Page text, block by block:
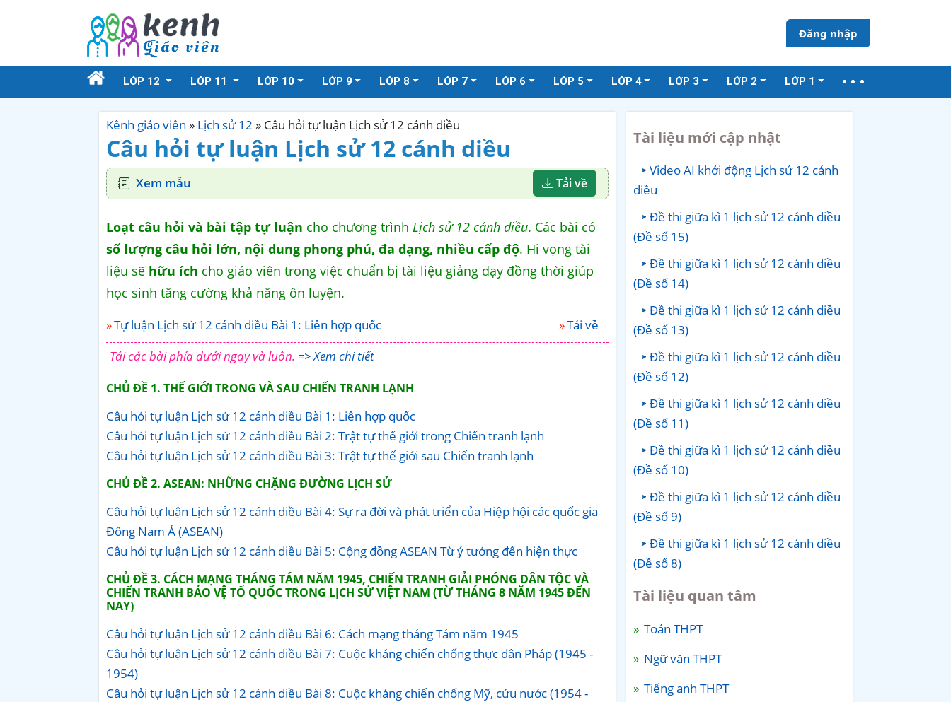
Đăng nhập
LỚP 12 LỚP 11 LỚP 10 LỚP 9 LỚP 8 LỚP 7 LỚP 6 LỚP 5 LỚP 4 LỚP 3 LỚP 2 LỚP 1
Kênh giáo viên » Lịch sử 12 » Câu hỏi tự luận Lịch sử 12 cánh diều
Câu hỏi tự luận Lịch sử 12 cánh diều
Xem mẫu Tải về
Loạt câu hỏi và bài tập tự luận cho chương trình Lịch sử 12 cánh diều. Các bài có
số lượng câu hỏi lớn, nội dung phong phú, đa dạng, nhiều cấp độ. Hi vọng tài
liệu sẽ hữu ích cho giáo viên trong việc chuẩn bị tài liệu giảng dạy đồng thời giúp
học sinh tăng cường khả năng ôn luyện.
Tự luận Lịch sử 12 cánh diều Bài 1: Liên hợp quốc
Tải về
Tải các bài phía dưới ngay và luôn. => Xem chi tiết
CHỦ ĐỀ 1. THẾ GIỚI TRONG VÀ SAU CHIẾN TRANH LẠNH
Câu hỏi tự luận Lịch sử 12 cánh diều Bài 1: Liên hợp quốc
Câu hỏi tự luận Lịch sử 12 cánh diều Bài 2: Trật tự thế giới trong Chiến tranh lạnh
Câu hỏi tự luận Lịch sử 12 cánh diều Bài 3: Trật tự thế giới sau Chiến tranh lạnh
CHỦ ĐỀ 2. ASEAN: NHỮNG CHẶNG ĐƯỜNG LỊCH SỬ
Câu hỏi tự luận Lịch sử 12 cánh diều Bài 4: Sự ra đời và phát triển của Hiệp hội các quốc gia
Đông Nam Á (ASEAN)
Câu hỏi tự luận Lịch sử 12 cánh diều Bài 5: Cộng đồng ASEAN Từ ý tưởng đến hiện thực
CHỦ ĐỀ 3. CÁCH MẠNG THÁNG TÁM NĂM 1945, CHIẾN TRANH GIẢI PHÓNG DÂN TỘC VÀ
CHIẾN TRANH BẢO VỆ TỔ QUỐC TRONG LỊCH SỬ VIỆT NAM (TỪ THÁNG 8 NĂM 1945 ĐẾN
NAY)
Câu hỏi tự luận Lịch sử 12 cánh diều Bài 6: Cách mạng tháng Tám năm 1945
Câu hỏi tự luận Lịch sử 12 cánh diều Bài 7: Cuộc kháng chiến chống thực dân Pháp (1945 -
1954)
Câu hỏi tự luận Lịch sử 12 cánh diều Bài 8: Cuộc kháng chiến chống Mỹ, cứu nước (1954 -
Tài liệu mới cập nhật
Video AI khởi động Lịch sử 12 cánh
diều
Đề thi giữa kì 1 lịch sử 12 cánh diều
(Đề số 15)
Đề thi giữa kì 1 lịch sử 12 cánh diều
(Đề số 14)
Đề thi giữa kì 1 lịch sử 12 cánh diều
(Đề số 13)
Đề thi giữa kì 1 lịch sử 12 cánh diều
(Đề số 12)
Đề thi giữa kì 1 lịch sử 12 cánh diều
(Đề số 11)
Đề thi giữa kì 1 lịch sử 12 cánh diều
(Đề số 10)
Đề thi giữa kì 1 lịch sử 12 cánh diều
(Đề số 9)
Đề thi giữa kì 1 lịch sử 12 cánh diều
(Đề số 8)
Tài liệu quan tâm
Toán THPT
Ngữ văn THPT
Tiếng anh THPT